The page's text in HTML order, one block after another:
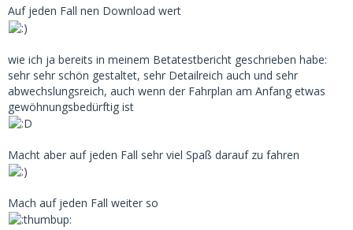
Auf jeden Fall nen Download wert
wie ich ja bereits in meinem Betatestbericht geschrieben habe:
sehr sehr schön gestaltet, sehr Detailreich auch und sehr
abwechslungsreich, auch wenn der Fahrplan am Anfang etwas
gewöhnungsbedürftig ist
Macht aber auf jeden Fall sehr viel Spaß darauf zu fahren
Mach auf jeden Fall weiter so